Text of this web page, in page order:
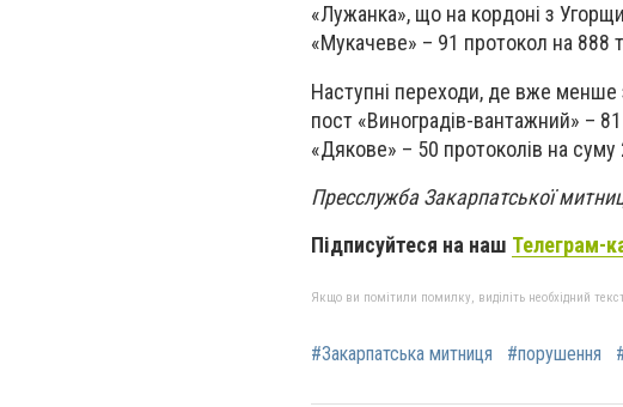
«Лужанка», що на кордоні з
«Мукачеве» – 91 протокол на 888
Наступні переходи, де вже менше
пост «Виноградів-вантажний» –
«Дякове» – 50 протоколів на
Пресслужба Закарпатської
Підписуйтеся на наш Телеграм-
Якщо ви помітили помилку, виділіть необхідний
#Закарпатська митниця #порушення